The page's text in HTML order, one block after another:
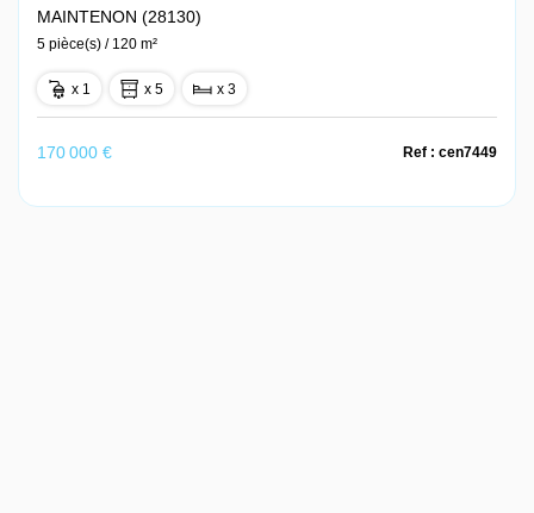
MAINTENON (28130)
5 pièce(s) / 120 m²
x 1 x 5 x 3
170 000 € Ref : cen7449